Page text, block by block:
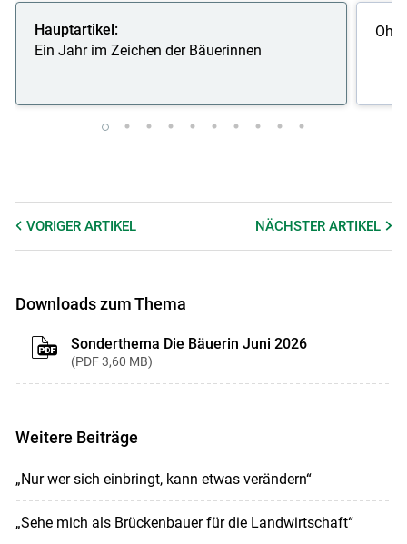
Hauptartikel:
Ein Jahr im Zeichen der Bäuerinnen
VORIGER ARTIKEL NÄCHSTERARTIKEL
Downloads zum Thema
Sonderthema Die Bäuerin Juni 2026
PDF 3,60 MB
Weitere Beiträge
„Nur wer sich einbringt, kann etwas verändern“
„Sehe mich als Brückenbauer für die Landwirtschaft“